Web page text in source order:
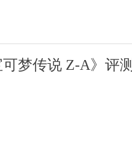
梦传说 Z-A》评测